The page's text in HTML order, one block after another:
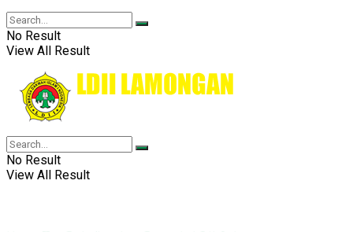
No Result
View All Result
No Result
View All Result